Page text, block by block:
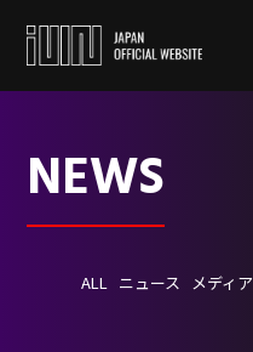
NEWS
ALL ニュース メディア